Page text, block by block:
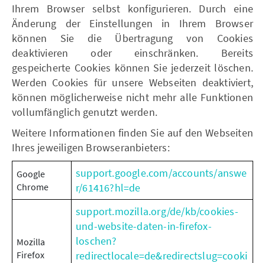
Ihrem Browser selbst konfigurieren. Durch eine
Änderung der Einstellungen in Ihrem Browser
können Sie die Übertragung von Cookies
deaktivieren oder einschränken. Bereits
gespeicherte Cookies können Sie jederzeit löschen.
Werden Cookies für unsere Webseiten deaktiviert,
können möglicherweise nicht mehr alle Funktionen
vollumfänglich genutzt werden.
Weitere Informationen finden Sie auf den Webseiten
Ihres jeweiligen Browseranbieters:
Google
Chrome
support.google.com/accounts/answe
r/61416?hl=de
Mozilla
Firefox
support.mozilla.org/de/kb/cookies-
und-website-daten-in-firefox-
loschen?
redirectlocale=de&redirectslug=cooki